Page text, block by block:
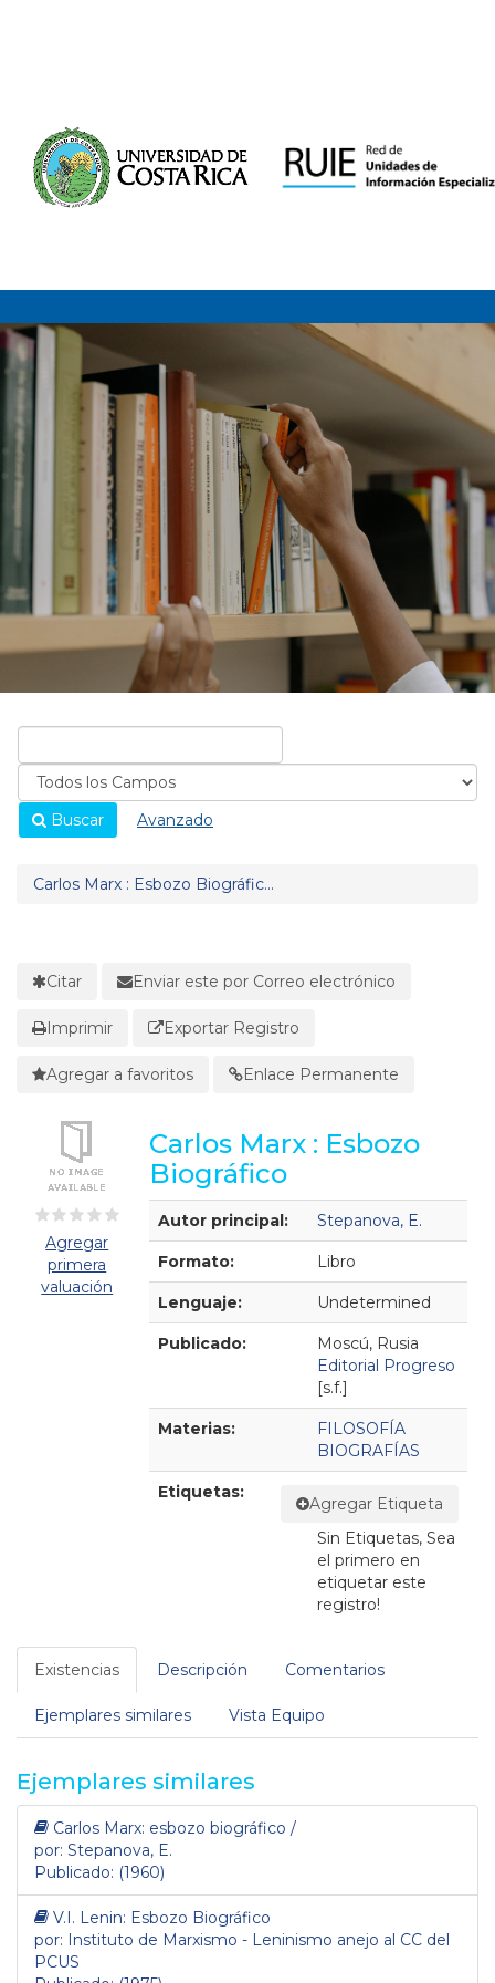
Buscar Avanzado
Carlos Marx : Esbozo Biográfic...
Citar Enviar este por Correo electrónico
Imprimir Exportar Registro
Agregar a favoritos Enlace Permanente
Agregar
primera
valuación
Carlos Marx : Esbozo
Biográfico
Detalles Bibliográficos
Autor principal: Stepanova, E.
Formato: Libro
Lenguaje: Undetermined
Publicado:
Moscú, Rusia
Editorial Progreso
[s.f.]
Materias:
FILOSOFÍA
BIOGRAFÍAS
Etiquetas:
Agregar Etiqueta
Sin Etiquetas, Sea
el primero en
etiquetar este
registro!
Existencias Descripción Comentarios
Ejemplares similares Vista Equipo
Ejemplares similares
Carlos Marx: esbozo biográfico /
por: Stepanova, E.
Publicado: (1960)
V.I. Lenin: Esbozo Biográfico
por: Instituto de Marxismo - Leninismo anejo al CC del
PCUS